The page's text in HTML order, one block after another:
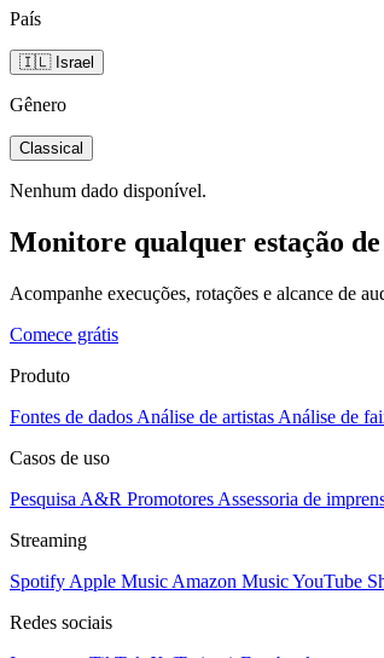
País
🇮🇱 Israel
Gênero
Classical
Nenhum dado disponível.
Monitore qualquer estação
Acompanhe execuções, rotações e alcance de
Comece grátis
Produto
Fontes de dados Análise de artistas Análise de
Casos de uso
Pesquisa A&R Promotores Assessoria de
Streaming
Spotify Apple Music Amazon MusicYouTube
Redes sociais